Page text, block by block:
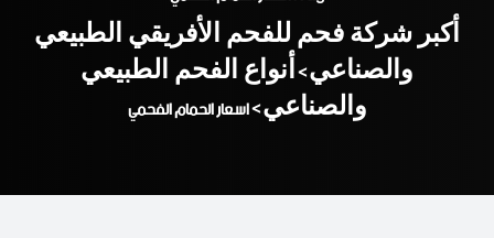
أكبر شركة فحم للفحم الأفريقي الطبيعي
والصناعي>أنواع الفحم الطبيعي
والصناعي>اسعار الحمام الفحمي